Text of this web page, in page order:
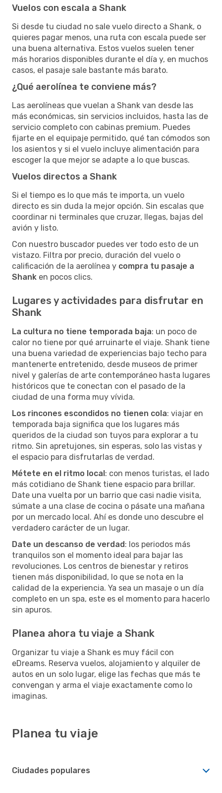
Vuelos con escala a Shank
Si desde tu ciudad no sale vuelo directo a Shank, o
quieres pagar menos, una ruta con escala puede ser
una buena alternativa. Estos vuelos suelen tener
más horarios disponibles durante el día y, en muchos
casos, el pasaje sale bastante más barato.
¿Qué aerolínea te conviene más?
Las aerolíneas que vuelan a Shank van desde las
más económicas, sin servicios incluidos, hasta las de
servicio completo con cabinas premium. Puedes
fijarte en el equipaje permitido, qué tan cómodos son
los asientos y si el vuelo incluye alimentación para
escoger la que mejor se adapte a lo que buscas.
Vuelos directos a Shank
Si el tiempo es lo que más te importa, un vuelo
directo es sin duda la mejor opción. Sin escalas que
coordinar ni terminales que cruzar, llegas, bajas del
avión y listo.
Con nuestro buscador puedes ver todo esto de un
vistazo. Filtra por precio, duración del vuelo o
calificación de la aerolínea y compra tu pasaje a
Shank en pocos clics.
Lugares y actividades para disfrutar en
Shank
La cultura no tiene temporada baja: un poco de
calor no tiene por qué arruinarte el viaje. Shank tiene
una buena variedad de experiencias bajo techo para
mantenerte entretenido, desde museos de primer
nivel y galerías de arte contemporáneo hasta lugares
históricos que te conectan con el pasado de la
ciudad de una forma muy vívida.
Los rincones escondidos no tienen cola: viajar en
temporada baja significa que los lugares más
queridos de la ciudad son tuyos para explorar a tu
ritmo. Sin apretujones, sin esperas, solo las vistas y
el espacio para disfrutarlas de verdad.
Métete en el ritmo local: con menos turistas, el lado
más cotidiano de Shank tiene espacio para brillar.
Date una vuelta por un barrio que casi nadie visita,
súmate a una clase de cocina o pásate una mañana
por un mercado local. Ahí es donde uno descubre el
verdadero carácter de un lugar.
Date un descanso de verdad: los periodos más
tranquilos son el momento ideal para bajar las
revoluciones. Los centros de bienestar y retiros
tienen más disponibilidad, lo que se nota en la
calidad de la experiencia. Ya sea un masaje o un día
completo en un spa, este es el momento para hacerlo
sin apuros.
Planea ahora tu viaje a Shank
Organizar tu viaje a Shank es muy fácil con
eDreams. Reserva vuelos, alojamiento y alquiler de
autos en un solo lugar, elige las fechas que más te
convengan y arma el viaje exactamente como lo
imaginas.
Planea tu viaje
Ciudades populares